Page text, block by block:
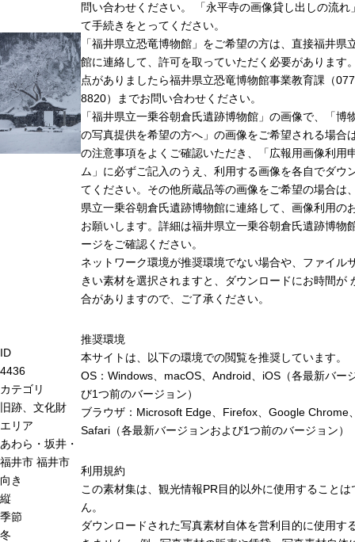
ID
4436
カテゴリ
旧跡、文化財
エリア
あわら・坂井・
福井市 福井市
向き
縦
季節
冬
問い合わせください。 「永平寺の画像貸し出しの流れ
て手続きをとってください。
「福井県立恐竜博物館」をご希望の方は、直接福井県
館に連絡して、許可を取っていただく必要があります
点がありましたら福井県立恐竜博物館事業教育課（
8820）までお問い合わせください。
「福井県立一乗谷朝倉氏遺跡博物館」の画像で、「博
の写真提供を希望の方へ」の画像をご希望される場合
の注意事項をよくご確認いただき、「広報用画像利用
ム」に必ずご記入のうえ、利用する画像を各自でダウ
てください。その他所蔵品等の画像をご希望の場合は
県立一乗谷朝倉氏遺跡博物館に連絡して、画像利用の
お願いします。詳細は福井県立一乗谷朝倉氏遺跡博物
ージをご確認ください。
ネットワーク環境が推奨環境でない場合や、ファイル
きい素材を選択されますと、ダウンロードにお時間が
合がありますので、ご了承ください。
推奨環境
本サイトは、以下の環境での閲覧を推奨しています。
OS：Windows、macOS、Android、iOS（各最新バー
び1つ前のバージョン）
ブラウザ：Microsoft Edge、Firefox、Google Chrome
Safari（各最新バージョンおよび1つ前のバージョン）
利用規約
この素材集は、観光情報PR目的以外に使用することは
ん。
ダウンロードされた写真素材自体を営利目的に使用す